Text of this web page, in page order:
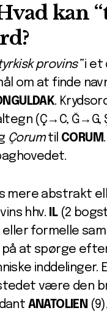
kan
provins”i et
om at finde
.
(Ç→C, Ğ→G,
Çorumtil CORUM
mere abstrakt
hhv.
IL(2
eller formelle
på at spørge
være den
ANATOLIEN